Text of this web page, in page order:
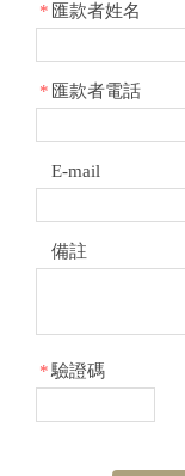
* 匯款者姓名
* 匯款者電話
E-mail
備註
*驗證碼